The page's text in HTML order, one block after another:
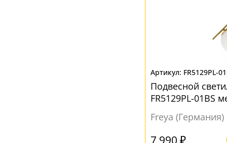
FR5129PL-
Подвесной
FR5129PL-01BS
Freya (Германия)
7 990 ₽